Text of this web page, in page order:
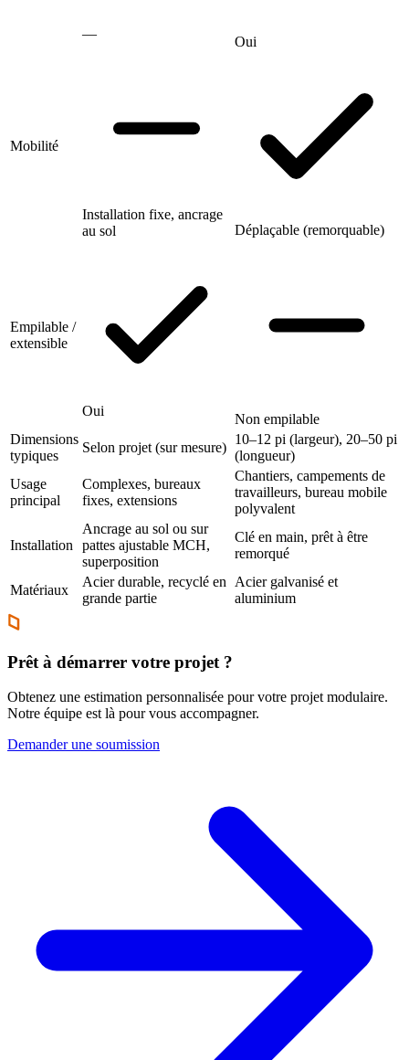
—
Oui
Mobilité
Installation fixe, ancrage
au sol
Déplaçable (remorquable)
Empilable /
extensible
Oui
Non empilable
Dimensions
typiques
Selon projet (sur mesure)
10–12 pi (largeur), 20–50 pi
(longueur)
Usage
principal
Complexes, bureaux
fixes, extensions
Chantiers, campements de
travailleurs, bureau mobile
polyvalent
Installation
Ancrage au sol ou sur
pattes ajustable MCH,
superposition
Clé en main, prêt à être
remorqué
Matériaux
Acier durable, recyclé en
grande partie
Acier galvanisé et
aluminium
Prêt à démarrer votre projet ?
Obtenez une estimation personnalisée pour votre projet modulaire.
Notre équipe est là pour vous accompagner.
Demander une soumission